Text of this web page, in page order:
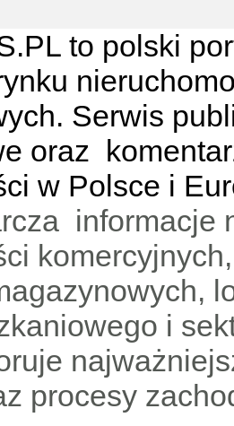
to polski
Serwis
oraz
w Polsce i
informacje
i
procesy